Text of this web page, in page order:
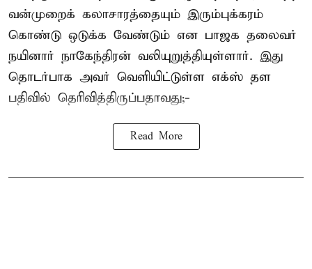
வன்முறைக் கலாசாரத்தையும் இரும்புக்கரம்
கொண்டு ஒடுக்க வேண்டும் என பாஜக தலைவர்
நயினார் நாகேந்திரன் வலியுறுத்தியுள்ளார். இது
தொடர்பாக அவர் வெளியிட்டுள்ள எக்ஸ் தள
பதிவில் தெரிவித்திருப்பதாவது;-
Read More